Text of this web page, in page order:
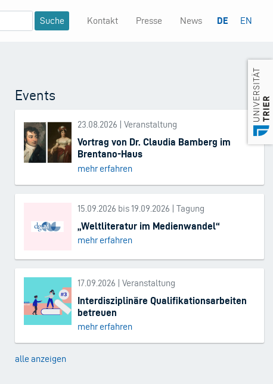
Kontakt Presse News DE EN
Events
23.08.2026 | Veranstaltung
Vortrag von Dr. Claudia Bamberg im
Brentano-Haus
mehr erfahren
15.09.2026 bis 19.09.2026 | Tagung
„Weltliteratur im Medienwandel“
mehr erfahren
17.09.2026 | Veranstaltung
Interdisziplinäre Qualifikationsarbeiten
betreuen
mehr erfahren
alle anzeigen